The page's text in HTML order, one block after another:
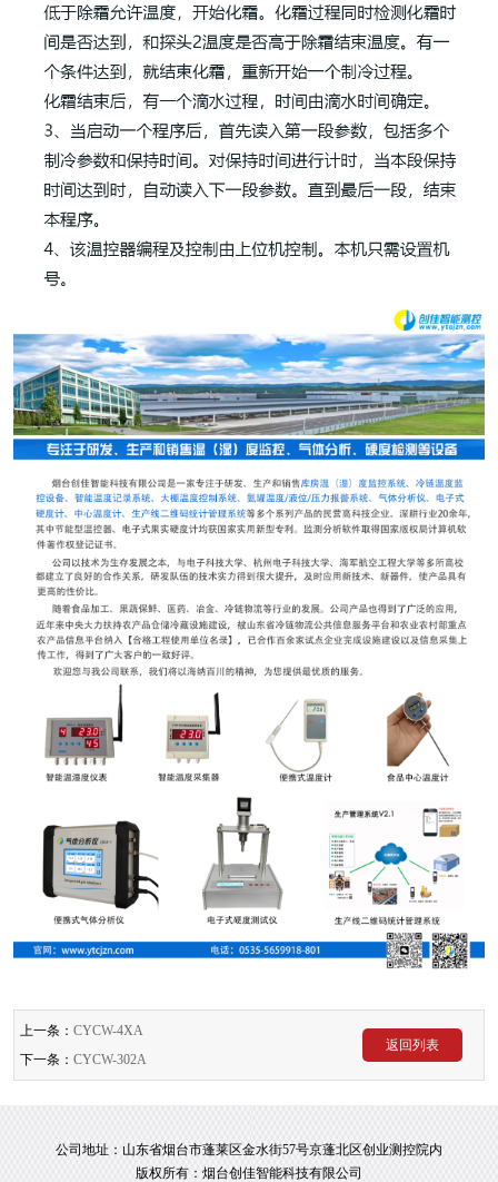
上一条： CYCW-4XA
下一条： CYCW-302A
返回列表
公司地址：山东省烟台市蓬莱区金水街57号京蓬北区创业测控院内
版权所有：烟台创佳智能科技有限公司